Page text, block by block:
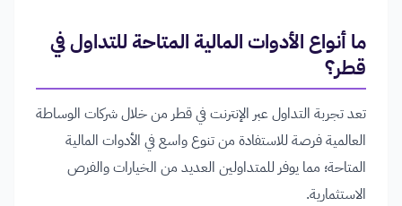
ما أنواع الأدوات المالية المتاحة للتداول في
قطر؟
تعد تجربة التداول عبر الإنترنت في قطر من خلال شركات الوساطة
العالمية فرصة للاستفادة من تنوع واسع في الأدوات المالية
المتاحة؛ مما يوفر للمتداولين العديد من الخيارات والفرص
الاستثمارية.